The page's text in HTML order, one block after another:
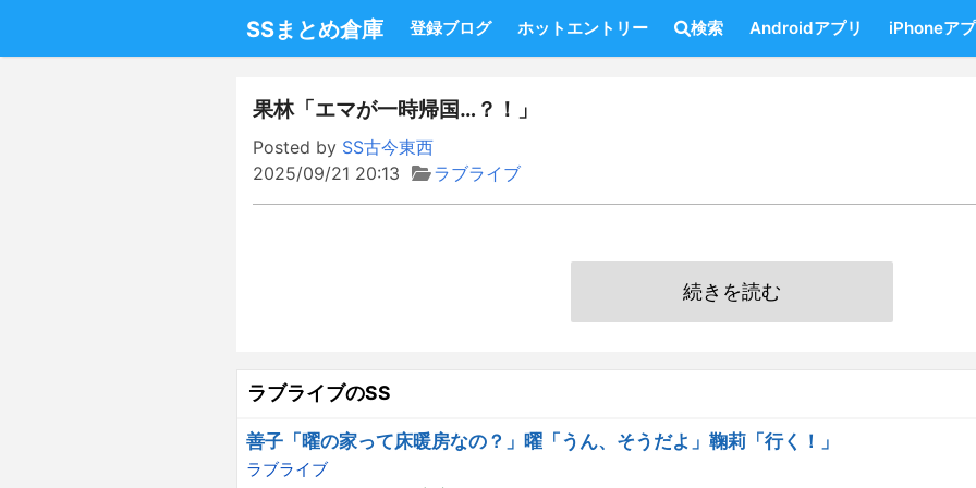
SSまとめ倉庫 登録ブログ ホットエントリー 検索 Androidアプリ iPhoneア
果林「エマが一時帰国…？！」
Posted by SS古今東西
2025/09/21 20:13
ラブライブ
続きを読む
ラブライブのSS
善子「曜の家って床暖房なの？」曜「うん、そうだよ」鞠莉「行く！」
ラブライブ